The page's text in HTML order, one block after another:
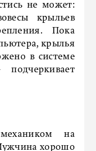
не может:
крыльев
Пока
крылья
в системе
на
хорошо